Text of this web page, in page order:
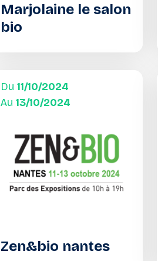
Marjolaine le salon
bio
Du 11/10/2024
Au 13/10/2024
Zen&bio nantes